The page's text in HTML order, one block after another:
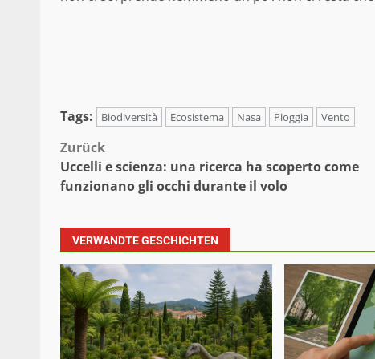
Tags: Biodiversità Ecosistema Nasa Pioggia Vento
Beitragsnavigation
Zurück
Uccelli e scienza: una ricerca ha scoperto come
funzionano gli occhi durante il volo
VERWANDTE GESCHICHTEN